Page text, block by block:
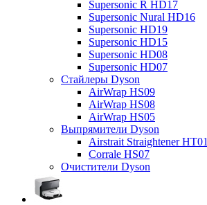
Supersonic R HD17
Supersonic Nural HD16
Supersonic HD19
Supersonic HD15
Supersonic HD08
Supersonic HD07
Стайлеры Dyson
AirWrap HS09
AirWrap HS08
AirWrap HS05
Выпрямители Dyson
Airstrait Straightener HT01
Corrale HS07
Очистители Dyson